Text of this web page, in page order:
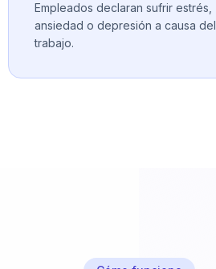
Empleados declaran sufrir estrés,
ansiedad o depresión a causa del
trabajo.